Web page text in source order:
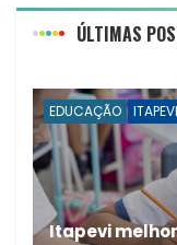
ÚLTIMAS
EDUCAÇÃO ITAPEVI
Itapevi